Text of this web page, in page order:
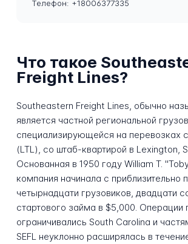
Телефон: +18006377335
Что такое
Freight Lines?
Southeastern Freight Lines, обычно
является частной региональной
специализирующейся на перевозках
(LTL), со штаб-квартирой в Lexington,
Основанная в 1950 году William T.
компания начинала с приблизительно
четырнадцати грузовиков, двадцати
стартового займа в $5,000. Операции
ограничивались South Carolina и
SEFL неуклонно расширялась в